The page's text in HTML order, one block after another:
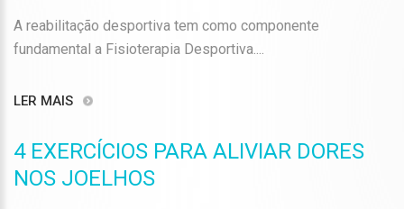
A reabilitação desportiva tem como componente
fundamental a Fisioterapia Desportiva....
LER MAIS
4 EXERCÍCIOS PARA ALIVIAR DORES
NOS JOELHOS